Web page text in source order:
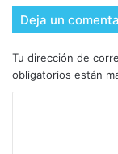
Deja un
Tu dirección de
obligatorios están